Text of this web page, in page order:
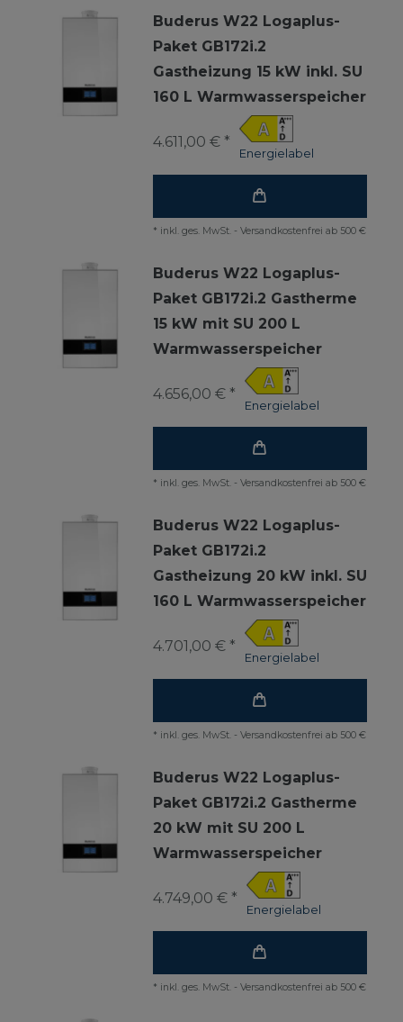
Buderus W22 Logaplus-
Paket GB172i.2
Gastheizung 15 kW inkl. SU
160 L Warmwasserspeicher
Energielabel
4.611,00 € *
* inkl. ges. MwSt. - Versandkostenfrei ab 500 €
Buderus W22 Logaplus-
Paket GB172i.2 Gastherme
15 kW mit SU 200 L
Warmwasserspeicher
Energielabel
4.656,00 € *
* inkl. ges. MwSt. - Versandkostenfrei ab 500 €
Buderus W22 Logaplus-
Paket GB172i.2
Gastheizung 20 kW inkl. SU
160 L Warmwasserspeicher
Energielabel
4.701,00 € *
* inkl. ges. MwSt. - Versandkostenfrei ab 500 €
Buderus W22 Logaplus-
Paket GB172i.2 Gastherme
20 kW mit SU 200 L
Warmwasserspeicher
Energielabel
4.749,00 € *
* inkl. ges. MwSt. - Versandkostenfrei ab 500 €